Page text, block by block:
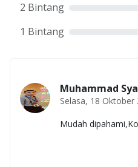
2 Bintang
1 Bintang
Muhammad
Selasa, 18 Oktober
Mudah